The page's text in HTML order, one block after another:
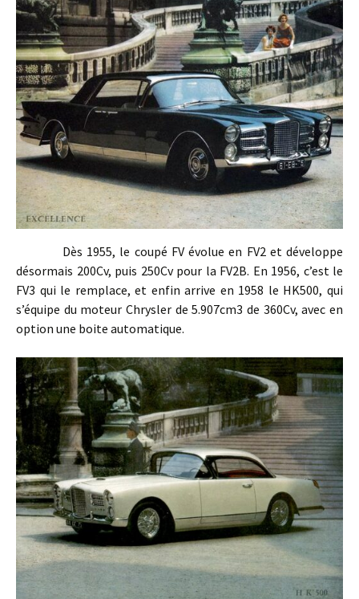
Dès 1955, le coupé FV évolue en FV2 et développe
désormais 200Cv, puis 250Cv pour la FV2B. En 1956, c’est le
FV3 qui le remplace, et enfin arrive en 1958 le HK500, qui
s’équipe du moteur Chrysler de 5.907cm3 de 360Cv, avec en
option une boite automatique.